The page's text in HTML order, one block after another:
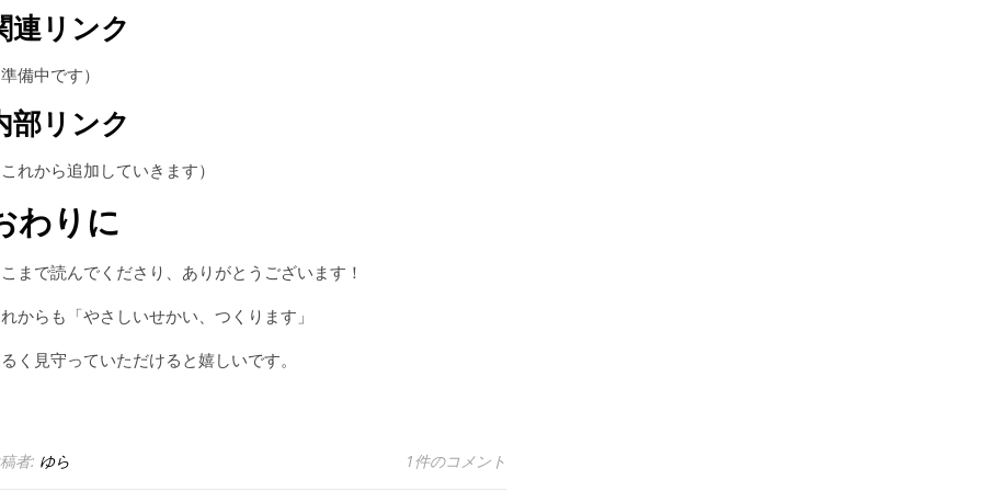
連リンク
備中です）
部リンク
れから追加していきます）
わりに
まで読んでくださり、ありがとうございます！
からも「やさしいせかい、つくります」
く見守っていただけると嬉しいです。
者: ゆら 1件のコメント